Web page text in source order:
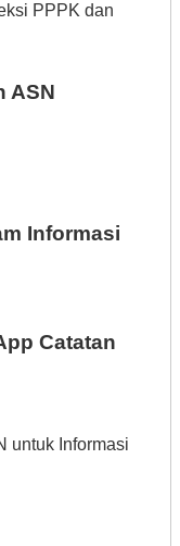
PPPK dan
ASN
Informasi
Catatan
untuk Informasi